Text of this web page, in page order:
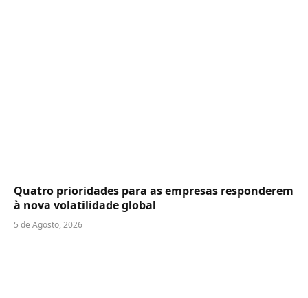
Quatro prioridades para as empresas responderem
à nova volatilidade global
5 de Agosto, 2026